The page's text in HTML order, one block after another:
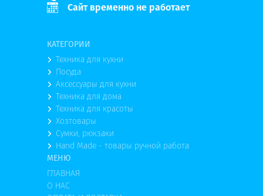
Сайт временно не работает
КАТЕГОРИИ
Техника для кухни
Посуда
Аксессуары для кухни
Техника для дома
Техника для красоты
Хозтовары
Сумки, рюкзаки
Hand Made - товары ручной работа
МЕНЮ
ГЛАВНАЯ
О НАС